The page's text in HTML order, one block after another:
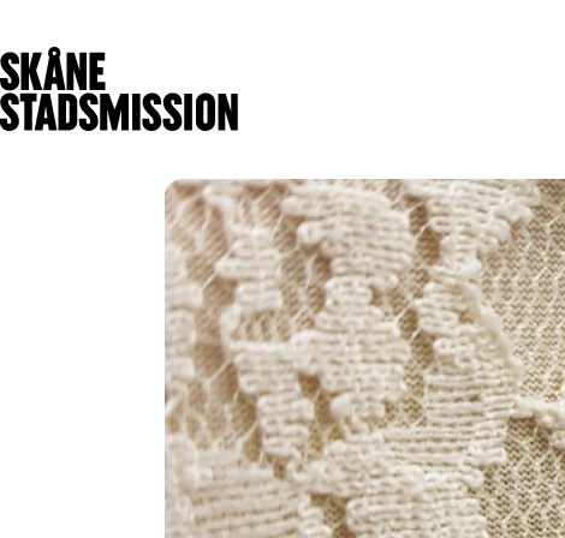
Få stöd
Hitta stöd för dig
Hitta mötesplats
Handla på
Matmissionen
Börja arbetsträna
Sjuk- och tandvård
Värmestugan
Malmö
Nattjouren
Kristianstad
Ge stöd
Olika sätt att
hjälpa
Ge en gåva
Bli månadsgivare
Bli volontär
Gåvoshop
Skänk kläder och
prylar
Skänk mat
Ge företagsstöd
Så